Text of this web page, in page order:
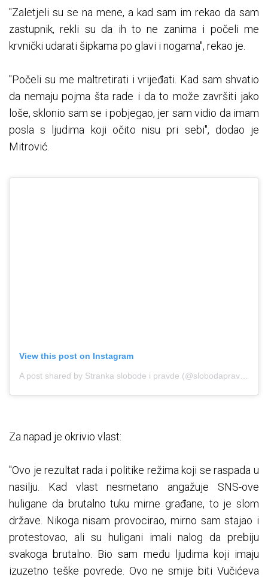
"Zaletjeli su se na mene, a kad sam im rekao da sam
zastupnik, rekli su da ih to ne zanima i počeli me
krvnički udarati šipkama po glavi i nogama", rekao je.
"Počeli su me maltretirati i vrijeđati. Kad sam shvatio
da nemaju pojma šta rade i da to može završiti jako
loše, sklonio sam se i pobjegao, jer sam vidio da imam
posla s ljudima koji očito nisu pri sebi", dodao je
Mitrović.
View this post on Instagram
Za napad je okrivio vlast:
"Ovo je rezultat rada i politike režima koji se raspada u
nasilju. Kad vlast nesmetano angažuje SNS-ove
huligane da brutalno tuku mirne građane, to je slom
države. Nikoga nisam provocirao, mirno sam stajao i
protestovao, ali su huligani imali nalog da prebiju
svakoga brutalno. Bio sam među ljudima koji imaju
izuzetno teške povrede. Ovo ne smije biti Vučićeva